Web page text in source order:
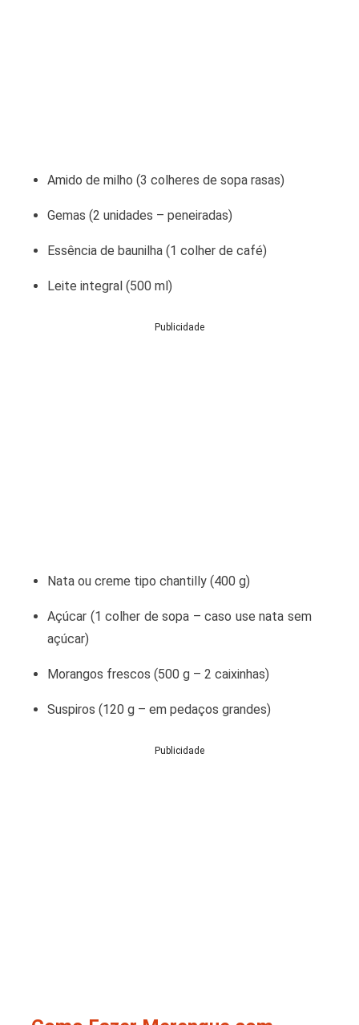
Amido de milho (3 colheres de sopa rasas)
Gemas (2 unidades – peneiradas)
Essência de baunilha (1 colher de café)
Leite integral (500 ml)
Publicidade
Nata ou creme tipo chantilly (400 g)
Açúcar (1 colher de sopa – caso use nata sem
açúcar)
Morangos frescos (500 g – 2 caixinhas)
Suspiros (120 g – em pedaços grandes)
Publicidade